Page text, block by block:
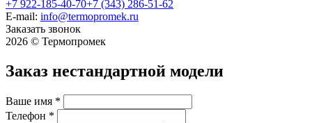
+7 922-185-40-70+7 (343) 286-51-62
E-mail: info@termopromek.ru
Заказать звонок
2026 © Термопромек
Заказ нестандартной модели
Ваше имя *
Телефон *